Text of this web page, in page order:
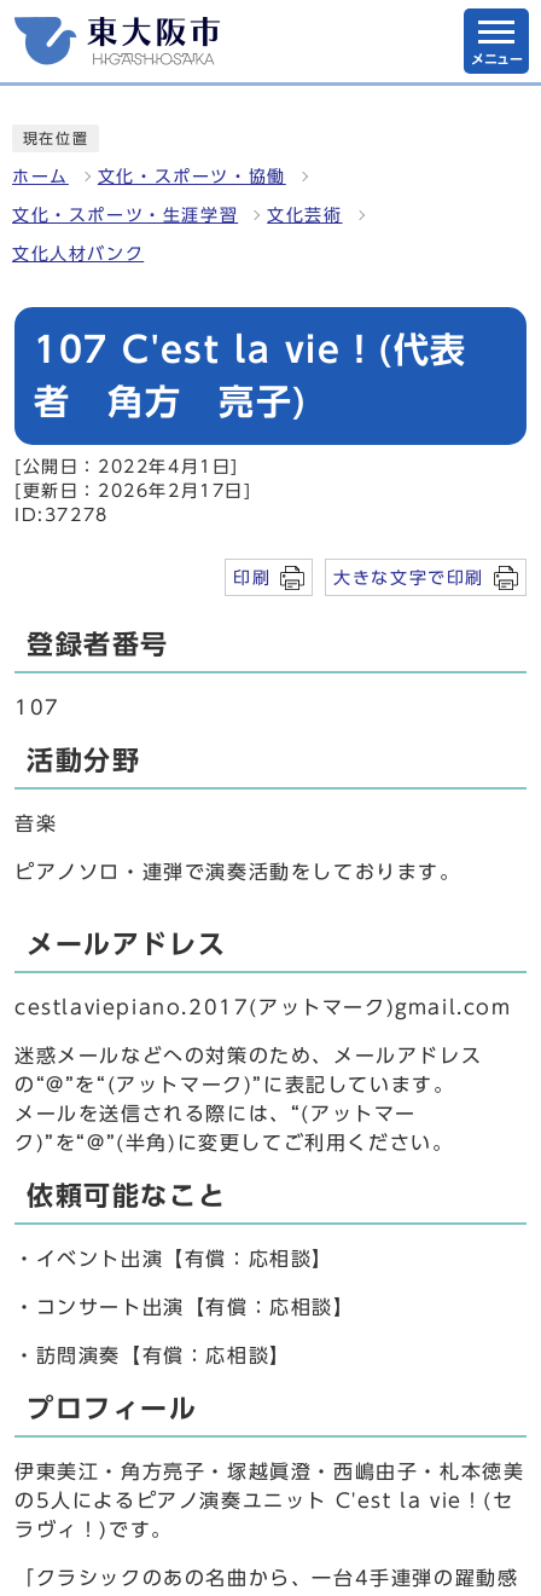
メニュー
現在位置
ホーム 文化・スポーツ・協働
文化・スポーツ・生涯学習 文化芸術
文化人材バンク
107 C'est la vie！(代表
者 角方 亮子)
[公開日：2022年4月1日]
[更新日：2026年2月17日]
ID:37278
印刷 大きな文字で印刷
登録者番号
107
活動分野
音楽
ピアノソロ・連弾で演奏活動をしております。
メールアドレス
cestlaviepiano.2017(アットマーク)gmail.com
迷惑メールなどへの対策のため、メールアドレス
の“@”を“(アットマーク)”に表記しています。
メールを送信される際には、“(アットマー
ク)”を“@”(半角)に変更してご利用ください。
依頼可能なこと
・イベント出演【有償：応相談】
・コンサート出演【有償：応相談】
・訪問演奏【有償：応相談】
プロフィール
伊東美江・角方亮子・塚越眞澄・西嶋由子・札本徳美
の5人によるピアノ演奏ユニット C'est la vie！(セ
ラヴィ！)です。
「クラシックのあの名曲から、一台4手連弾の躍動感